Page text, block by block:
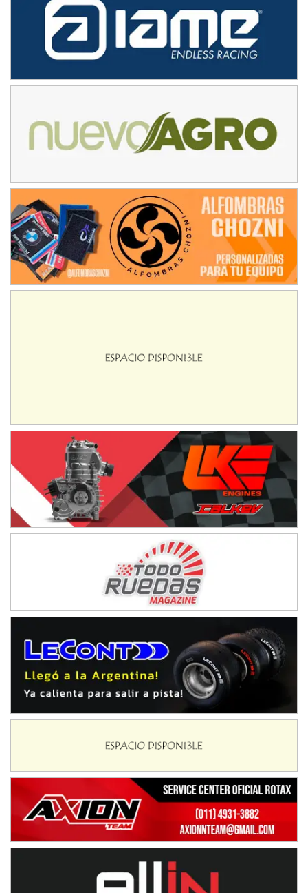
NORESTE SANTAFESINO - F6
Ciudad de Avellaneda (Asfalto)
Avellaneda (Santa Fe)
José Samuel Sánchez (Tierra)
TUCUMANO - F5
Juan Navarro (Asfalto)
El Timbó (Tucumán)